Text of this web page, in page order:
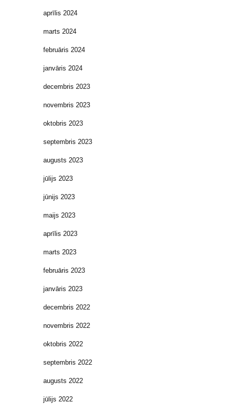
aprīlis 2024
marts 2024
februāris 2024
janvāris 2024
decembris 2023
novembris 2023
oktobris 2023
septembris 2023
augusts 2023
jūlijs 2023
jūnijs 2023
maijs 2023
aprīlis 2023
marts 2023
februāris 2023
janvāris 2023
decembris 2022
novembris 2022
oktobris 2022
septembris 2022
augusts 2022
jūlijs 2022